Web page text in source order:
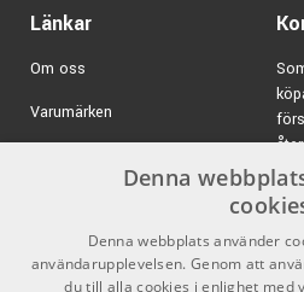
Länkar
Om oss
Varumärken
Försäljningsvillkor
Inlogg för återförsäljare
E-
Denna
Denna webbplats använder
användarupplevelsen. Genom att
du till alla cookies i enlighet med